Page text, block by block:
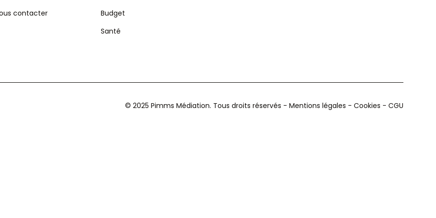
contacter
Budget
Santé
© 2025 Pimms Médiation. Tous droits réservés - Mentions légales - Cookies - CGU